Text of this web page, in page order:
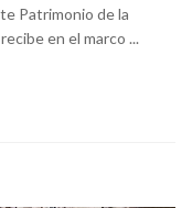
Patrimonio de la
en el marco ...